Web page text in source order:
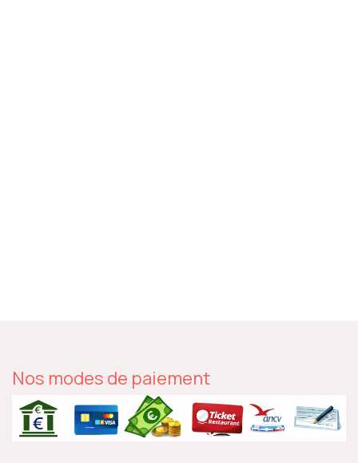
Nos modes de paiement